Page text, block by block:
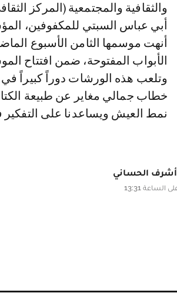
والثقافية والمجتمعية (المركز
أبي عباس السبتي للمكفوفين،
أنهت موسمها الثامن الأسبوع
الأبواب المفتوحة، ضمن افتتاح
وتلعب هذه الورشات دوراً كبيراً
خطاب جمالي مغاير عن طبيعة
نمط العيش ويساعدنا على التفكير
أشرف الحساني